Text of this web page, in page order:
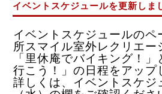
イベントスケジュールを更新しま
イベントスケジュールのペ
所スマイル室外レクリエー
「里休庵でバイキング！
行こう！」の日程をアップ
詳しくは、イベントスケジ